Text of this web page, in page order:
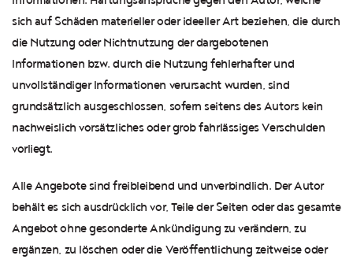
sich auf Schäden materieller oder ideeller Art beziehen, die durch
die Nutzung oder Nichtnutzung der dargebotenen
Informationen bzw. durch die Nutzung fehlerhafter und
unvollständiger Informationen verursacht wurden, sind
grundsätzlich ausgeschlossen, sofern seitens des Autors kein
nachweislich vorsätzliches oder grob fahrlässiges Verschulden
vorliegt.
Alle Angebote sind freibleibend und unverbindlich. Der Autor
behält es sich ausdrücklich vor, Teile der Seiten oder das gesamte
Angebot ohne gesonderte Ankündigung zu verändern, zu
ergänzen, zu löschen oder die Veröffentlichung zeitweise oder